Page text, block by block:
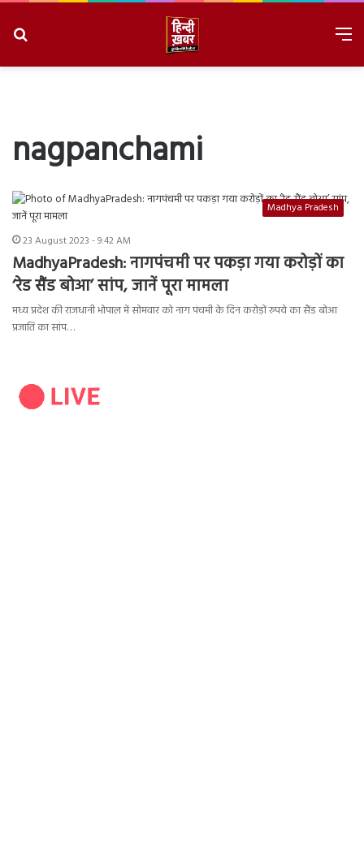
nagpanchami
Madhya Pradesh
23 August 2023 - 9:42 AM
MadhyaPradesh: नागपंचमी पर पकड़ा गया करोड़ों का
‘रेड सैंड बोआ’ सांप, जानें पूरा मामला
मध्य प्रदेश की राजधानी भोपाल में सोमवार को नाग पंचमी के दिन करोड़ों रुपये का सैंड बोआ
प्रजाति का सांप…